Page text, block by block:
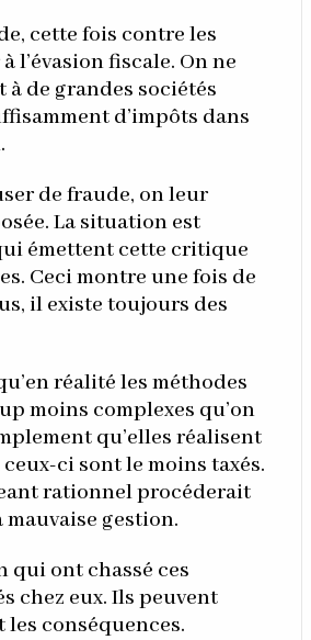
cette fois contre les
l’évasion fiscale. On ne
de grandes sociétés
d’impôts dans
de fraude, on leur
La situation est
émettent cette critique
Ceci montre une fois de
il existe toujours des
réalité les méthodes
moins complexes qu’on
qu’elles réalisent
ci sont le moins taxés.
rationnel procéderait
gestion.
qui ont chassé ces
chez eux. Ils peuvent
conséquences.